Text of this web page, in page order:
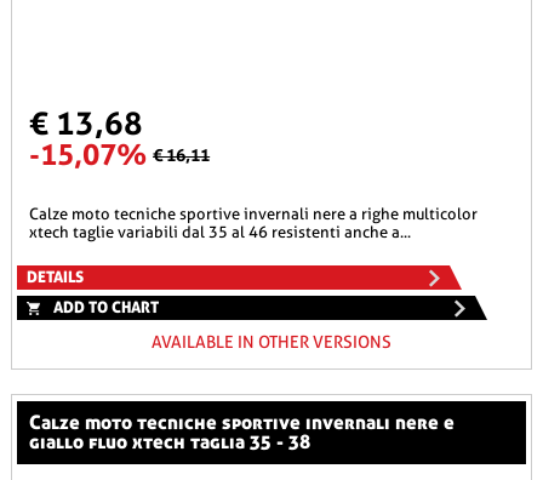
€ 13,68
-15,07% € 16,11
calze moto tecniche sportive invernali nere a righe multicolor
xtech taglie variabili dal 35 al 46 resistenti anche a...
DETAILS
ADD TO CHART
AVAILABLE IN OTHER VERSIONS
calze moto tecniche sportive invernali nere e
giallo fluo xtech taglia 35 - 38